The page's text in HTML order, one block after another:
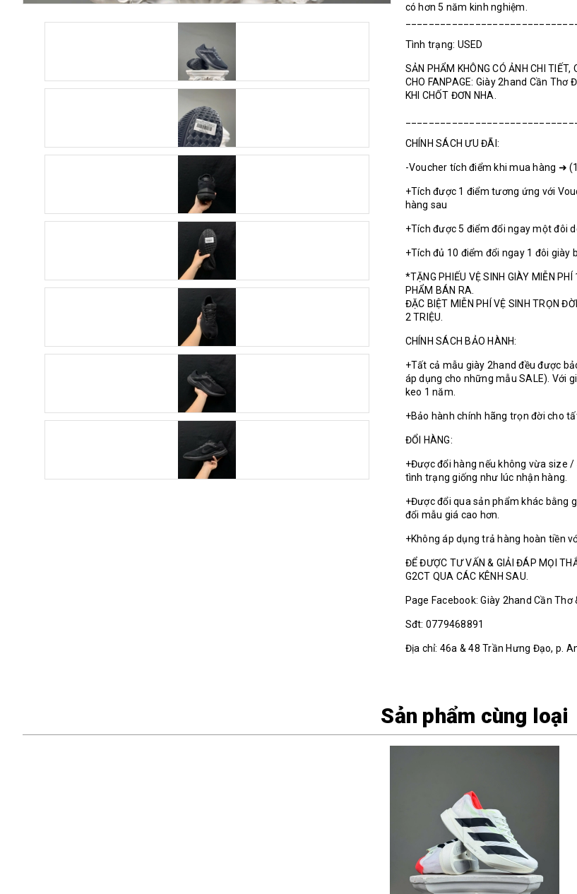
có hơn 5 năm kinh nghiệm.
Tình trạng: USED
SẢN PHẨM KHÔNG CÓ ẢNH CHI TIẾT,
CHO FANPAGE: Giày 2hand Cần Thơ
KHI CHỐT ĐƠN NHA.
CHÍNH SÁCH ƯU ĐÃI:
-Voucher tích điểm khi mua hàng ➜
+Tích được 1 điểm tương ứng với
hàng sau
+Tích được 5 điểm đổi ngay một đôi
+Tích đủ 10 điểm đổi ngay 1 đôi
*TẶNG PHIẾU VỆ SINH GIÀY MIỄN
PHẨM BÁN RA.
ĐẶC BIỆT MIỄN PHÍ VỆ SINH TRỌN
2 TRIỆU.
CHÍNH SÁCH BẢO HÀNH:
+Tất cả mẫu giày 2hand đều được
áp dụng cho những mẫu SALE). Với
keo 1 năm.
+Bảo hành chính hãng trọn đời cho
ĐỔI HÀNG:
+Được đổi hàng nếu không vừa size
tình trạng giống như lúc nhận hàng.
+Được đổi qua sản phẩm khác bằng
đổi mẫu giá cao hơn.
+Không áp dụng trả hàng hoàn tiền
ĐỂ ĐƯỢC TƯ VẤN & GIẢI ĐÁP MỌI
G2CT QUA CÁC KÊNH SAU.
Page Facebook: Giày 2hand Cần Thơ
Sđt: 0779468891
Địa chỉ: 46a & 48 Trần Hưng Đạo, p.
Sản phẩm cùng loại